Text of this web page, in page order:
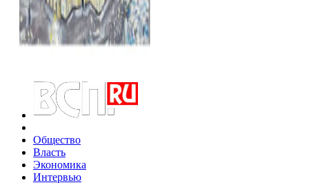
Общество
Власть
Экономика
Интервью